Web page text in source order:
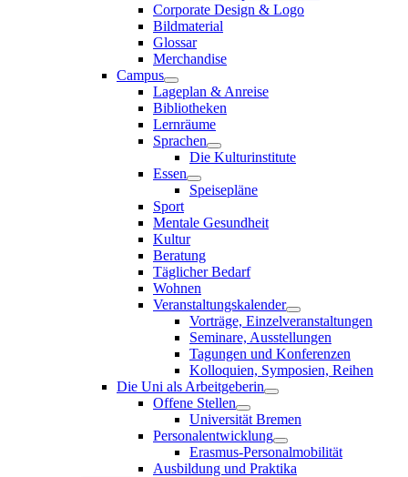
Corporate Design & Logo
Bildmaterial
Glossar
Merchandise
Campus
Lageplan & Anreise
Bibliotheken
Lernräume
Sprachen
Die Kulturinstitute
Essen
Speisepläne
Sport
Mentale Gesundheit
Kultur
Beratung
Täglicher Bedarf
Wohnen
Veranstaltungskalender
Vorträge, Einzelveranstaltungen
Seminare, Ausstellungen
Tagungen und Konferenzen
Kolloquien, Symposien, Reihen
Die Uni als Arbeitgeberin
Offene Stellen
Universität Bremen
Personalentwicklung
Erasmus-Personalmobilität
Ausbildung und Praktika